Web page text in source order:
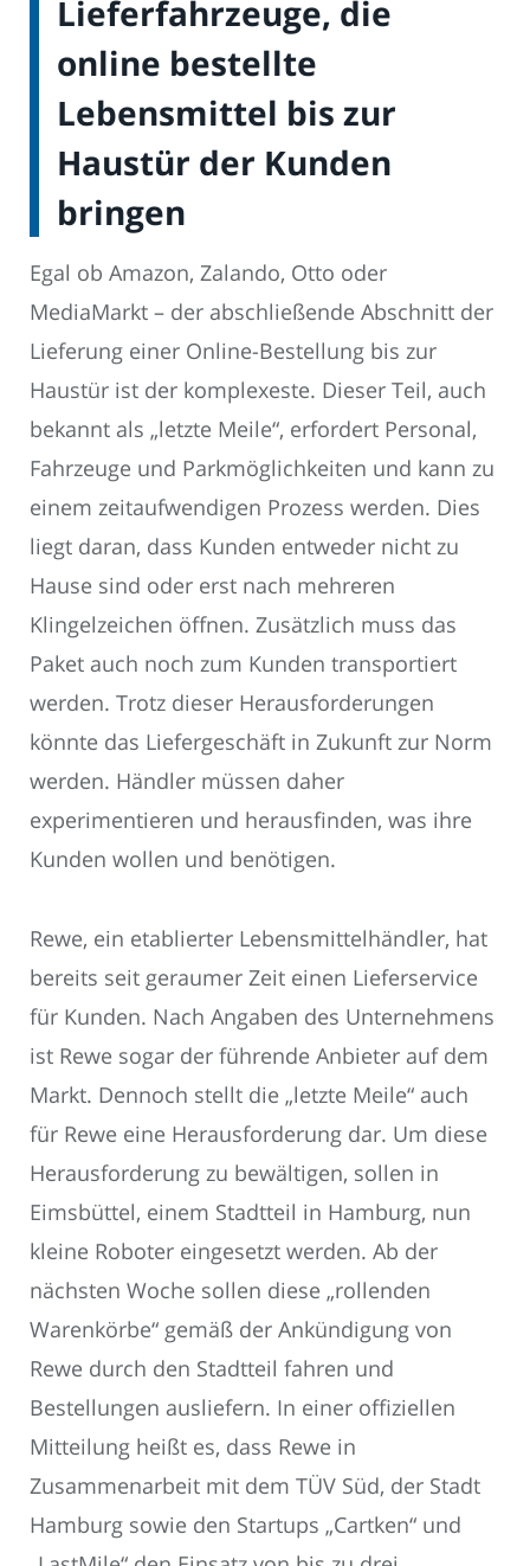
Lieferfahrzeuge, die
online bestellte
Lebensmittel bis zur
Haustür der Kunden
bringen
Egal ob Amazon, Zalando, Otto oder
MediaMarkt – der abschließende Abschnitt der
Lieferung einer Online-Bestellung bis zur
Haustür ist der komplexeste. Dieser Teil, auch
bekannt als „letzte Meile“, erfordert Personal,
Fahrzeuge und Parkmöglichkeiten und kann zu
einem zeitaufwendigen Prozess werden. Dies
liegt daran, dass Kunden entweder nicht zu
Hause sind oder erst nach mehreren
Klingelzeichen öffnen. Zusätzlich muss das
Paket auch noch zum Kunden transportiert
werden. Trotz dieser Herausforderungen
könnte das Liefergeschäft in Zukunft zur Norm
werden. Händler müssen daher
experimentieren und herausfinden, was ihre
Kunden wollen und benötigen.
Rewe, ein etablierter Lebensmittelhändler, hat
bereits seit geraumer Zeit einen Lieferservice
für Kunden. Nach Angaben des Unternehmens
ist Rewe sogar der führende Anbieter auf dem
Markt. Dennoch stellt die „letzte Meile“ auch
für Rewe eine Herausforderung dar. Um diese
Herausforderung zu bewältigen, sollen in
Eimsbüttel, einem Stadtteil in Hamburg, nun
kleine Roboter eingesetzt werden. Ab der
nächsten Woche sollen diese „rollenden
Warenkörbe“ gemäß der Ankündigung von
Rewe durch den Stadtteil fahren und
Bestellungen ausliefern. In einer offiziellen
Mitteilung heißt es, dass Rewe in
Zusammenarbeit mit dem TÜV Süd, der Stadt
Hamburg sowie den Startups „Cartken“ und